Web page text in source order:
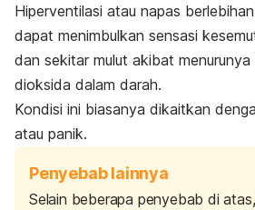
Hiperventilasi atau napas
dapat menimbulkan sensasi
dan sekitar mulut akibat
dioksida dalam darah.
Kondisi ini biasanya dikaitkan
atau panik.
Penyebab lainnya
Selain beberapa penyebab di